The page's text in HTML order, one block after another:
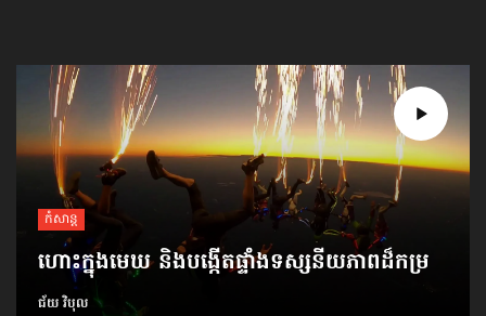
កំសាន្ដ
ហោះក្នុងមេឃ និង​បង្កើត​ផ្ទាំងទស្សនីយភាព​ដ៏កម្រ
ជ័យ វិបុល